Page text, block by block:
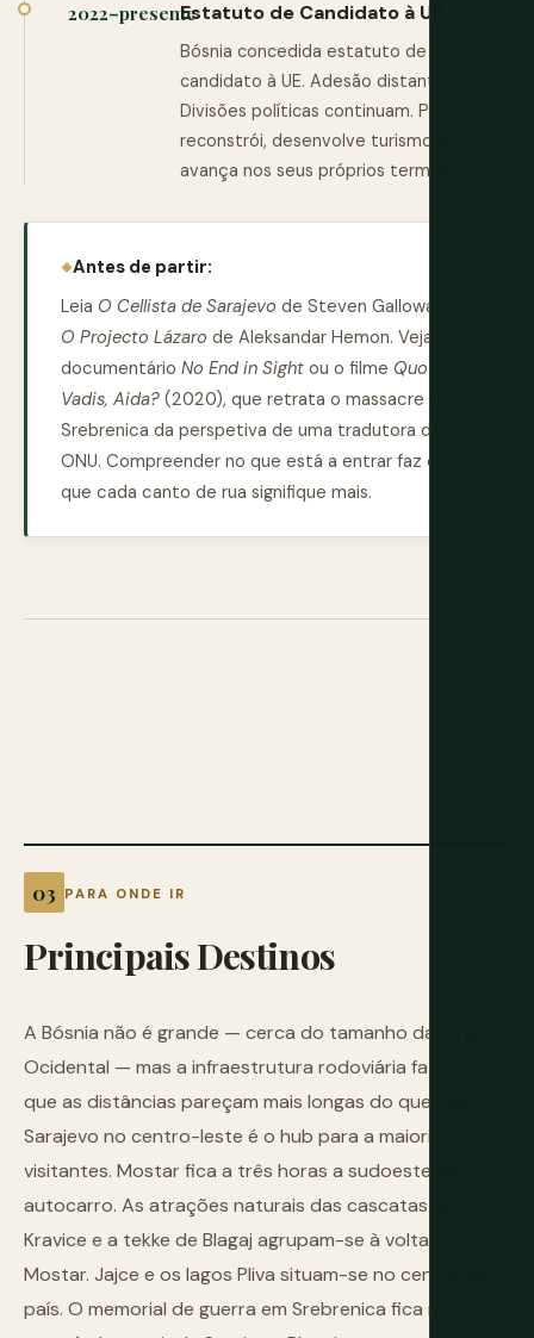
2022–presenteEstatuto de Candidato à UE
Bósnia concedida estatuto de
candidato à UE. Adesão distante.
Divisões políticas continuam. País
reconstrói, desenvolve turismo e
avança nos seus próprios termos.
Antes de partir:
Leia O Cellista de Sarajevo de Steven Galloway, ou
O Projecto Lázaro de Aleksandar Hemon. Veja o
documentário No End in Sight ou o filme Quo
Vadis, Aida? (2020), que retrata o massacre de
Srebrenica da perspetiva de uma tradutora da
ONU. Compreender no que está a entrar faz com
que cada canto de rua signifique mais.
PARA ONDE IR
PrincipaisDestinos
A Bósnia não é grande — cerca do tamanho da Virgínia
Ocidental — mas a infraestrutura rodoviária faz com
que as distâncias pareçam mais longas do que são.
Sarajevo no centro-leste é o hub para a maioria dos
visitantes. Mostar fica a três horas a sudoeste de
autocarro. As atrações naturais das cascatas de
Kravice e a tekke de Blagaj agrupam-se à volta de
Mostar. Jajce e os lagos Pliva situam-se no centro do
país. O memorial de guerra em Srebrenica fica no leste,